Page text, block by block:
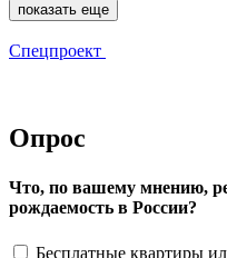
показать еще
Спецпроект
Опрос
Что, по вашему мнению,
рождаемость в России?
Бесплатные квартиры